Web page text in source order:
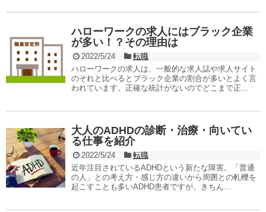
ハローワークの求人にはブラック企業
が多い！？その理由は
2022/5/24
転職
ハローワークの求人は、一般的な求人誌や求人サイト
のそれと比べるとブラック企業の割合が多いとよく言
われています。正確な統計がないのでどこまで正...
大人のADHDの診断・治療・向いてい
る仕事を紹介
2022/5/24
転職
近年注目されているADHDという新たな障害。「普通
の人」との考え方・感じ方の違いから周囲との軋轢を
起こすことも多いADHD患者ですが、きちん...